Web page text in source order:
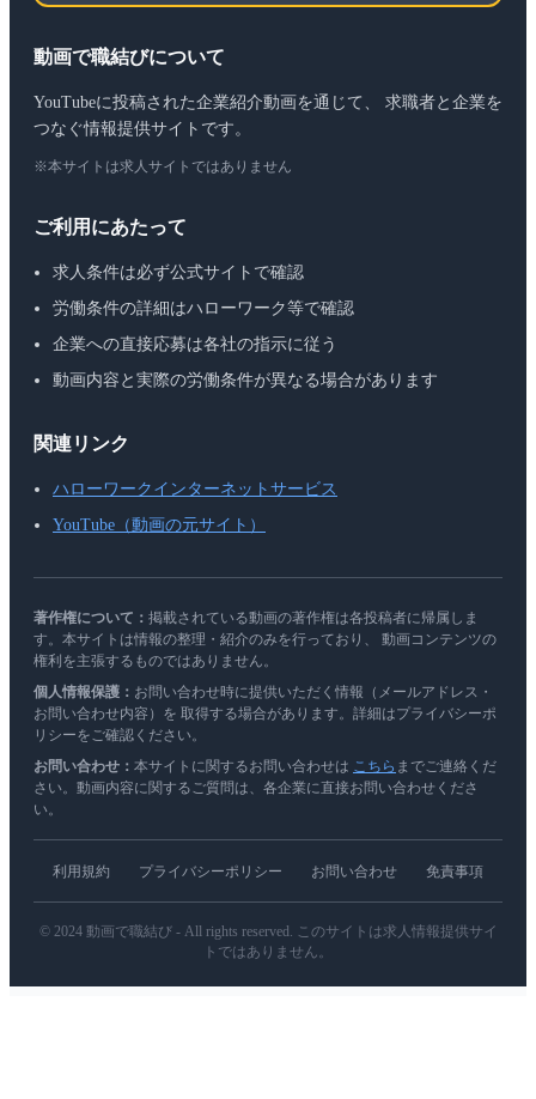
動画で職結びについて
YouTubeに投稿された企業紹介動画を通じて、 求職者と企業を
つなぐ情報提供サイトです。
※本サイトは求人サイトではありません
ご利用にあたって
求人条件は必ず公式サイトで確認
労働条件の詳細はハローワーク等で確認
企業への直接応募は各社の指示に従う
動画内容と実際の労働条件が異なる場合があります
関連リンク
ハローワークインターネットサービス
YouTube（動画の元サイト）
著作権について： 掲載されている動画の著作権は各投稿者に帰属しま
す。本サイトは情報の整理・紹介のみを行っており、 動画コンテンツの
権利を主張するものではありません。
個人情報保護： お問い合わせ時に提供いただく情報（メールアドレス・
お問い合わせ内容）を 取得する場合があります。詳細はプライバシーポ
リシーをご確認ください。
お問い合わせ： 本サイトに関するお問い合わせは こちら までご連絡くだ
さい。動画内容に関するご質問は、各企業に直接お問い合わせくださ
い。
利用規約 プライバシーポリシー お問い合わせ 免責事項
© 2024 動画で職結び - All rights reserved. このサイトは求人情報提供サイ
トではありません。